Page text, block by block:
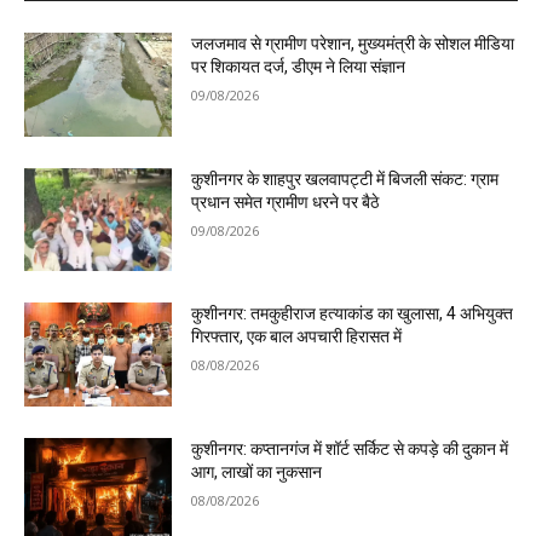
जलजमाव से ग्रामीण परेशान, मुख्यमंत्री के सोशल मीडिया
पर शिकायत दर्ज, डीएम ने लिया संज्ञान
09/08/2026
कुशीनगर के शाहपुर खलवापट्टी में बिजली संकट: ग्राम
प्रधान समेत ग्रामीण धरने पर बैठे
09/08/2026
कुशीनगर: तमकुहीराज हत्याकांड का खुलासा, 4 अभियुक्त
गिरफ्तार, एक बाल अपचारी हिरासत में
08/08/2026
कुशीनगर: कप्तानगंज में शॉर्ट सर्किट से कपड़े की दुकान में
आग, लाखों का नुकसान
08/08/2026